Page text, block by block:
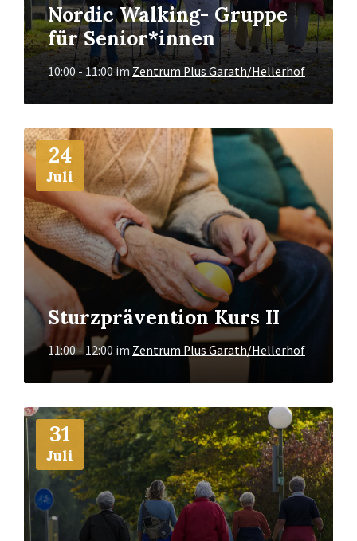
Nordic Walking- Gruppe
für Senior*innen
10:00 - 11:00imZentrum Plus Garath/Hellerhof
24
Juli
Sturzprävention Kurs II
11:00 - 12:00 im Zentrum Plus Garath/Hellerhof
Mehr
Info
31
Juli
Mehr
Info